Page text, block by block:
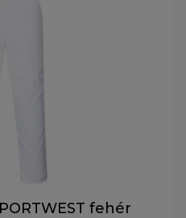
fehér